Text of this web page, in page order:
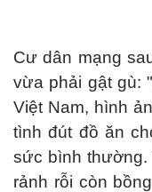
Cư dân mạng
vừa phải gật gù:
Việt Nam, hình
tình đút đồ ăn
sức bình thường.
rảnh rỗi còn